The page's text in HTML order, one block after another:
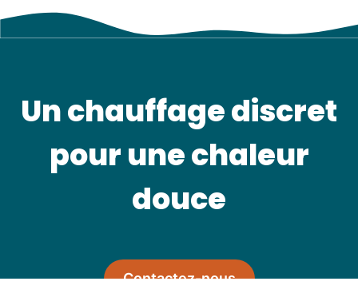
Un chauffage discret
pour une chaleur
douce
Contactez-nous